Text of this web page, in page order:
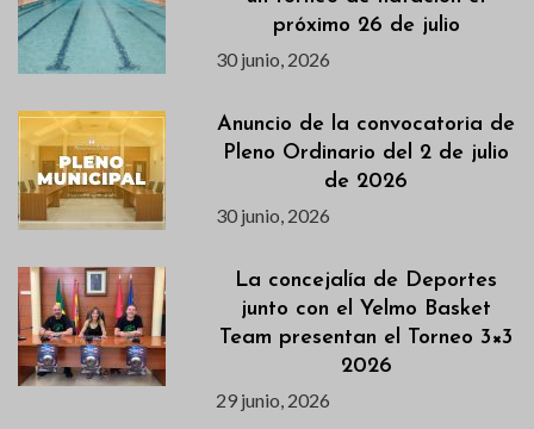
próximo 26 de julio
30 junio, 2026
Anuncio de la convocatoria de
Pleno Ordinario del 2 de julio
de 2026
30 junio, 2026
La concejalía de Deportes
junto con el Yelmo Basket
Team presentan el Torneo 3×3
2026
29 junio, 2026